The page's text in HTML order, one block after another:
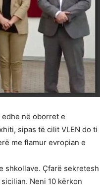
në oborret e
sipas të cilit VLEN do ti
me flamur evropian e
shkollave. Çfarë sekretesh
Neni 10 kërkon